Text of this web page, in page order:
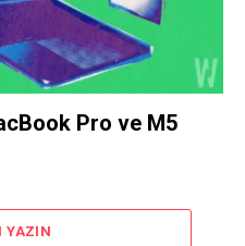
Pro ve M5
YAZIN